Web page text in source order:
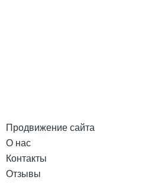
Продвижение сайта
О нас
Контакты
Отзывы